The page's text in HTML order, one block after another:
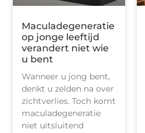
Maculadegeneratie
op jonge leeftijd
verandert niet wie
u bent
Wanneer u jong bent,
denkt u zelden na over
zichtverlies. Toch komt
maculadegeneratie
niet uitsluitend